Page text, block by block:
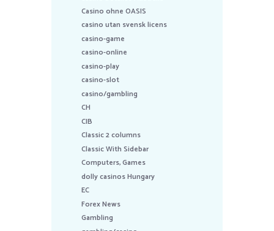
Casino ohne OASIS
casino utan svensk licens
casino-game
casino-online
casino-play
casino-slot
casino/gambling
CH
CIB
Classic 2 columns
Classic With Sidebar
Computers, Games
dolly casinos Hungary
EC
Forex News
Gambling